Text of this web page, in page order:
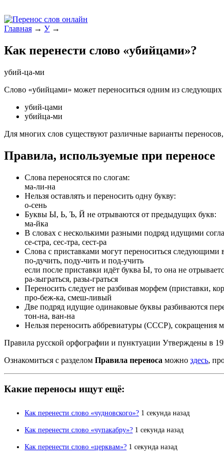
Главная → У→
Как перенести слово «убийцами»?
убий-ца-ми
Слово «убийцами» может переноситься одним из следующих
убий-цами
убийца-ми
Для многих слов существуют различные варианты
Правила, используемые при переносе
Слова переносятся по слогам:
ма-ли-на
Нельзя оставлять и переносить одну букву:
о-сень
Буквы Ы, Ь, Ъ, Й не отрываются от предыдущих букв:
ма-йка
В словах с несколькими разными подряд идущими
се-стра, сес-тра, сест-ра
Слова с приставками могут переноситься следующими
по-дучить, поду-чить и под-учить
если после приставки идёт буква Ы, то она не
ра-зыграться, разы-граться
Переносить следует не разбивая морфем (приставки,
про-беж-ка, смеш-ливый
Две подряд идущие одинаковые буквы разбиваются
тон-на, ван-на
Нельзя переносить аббревиатуры (СССР), сокращения
Правила русской орфографии и пунктуации Утверждены в
Ознакомиться с разделом Правила переноса можно здесь,
Какие переносы ищут ещё:
Как перенести слово «чудновского»? 1 секунда назад
Как перенести слово «чупакабру»? 1 секунда назад
Как перенести слово «церквам»? 1 секунда назад